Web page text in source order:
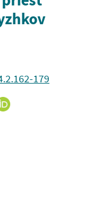
179